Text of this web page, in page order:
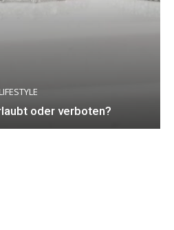
LIFESTYLE
oder verboten?